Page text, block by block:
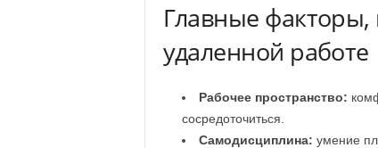
Главные
удаленной работе
Рабочее пространство:
сосредоточиться.
Самодисциплина: умение